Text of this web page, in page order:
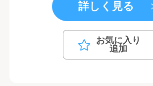
詳しく見る
お気に入り
追加